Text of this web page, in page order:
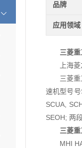
品牌
应用领域
三菱
上海
三菱
速机型号
SCUA,
SEOH; 两
三菱
MHI